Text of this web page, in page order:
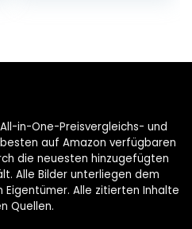
in-One-Preisvergleichs- und
auf Amazon verfügbaren
die neuesten hinzugefügten
Alle Bilder unterliegen dem
Alle zitierten Inhalte
Quellen.